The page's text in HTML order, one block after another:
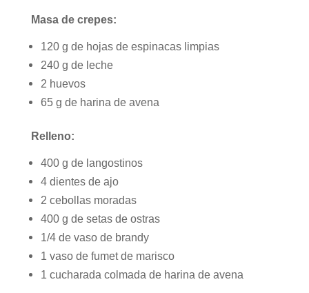
Masa de crepes:
120 g de hojas de espinacas limpias
240 g de leche
2 huevos
65 g de harina de avena
Relleno:
400 g de langostinos
4 dientes de ajo
2 cebollas moradas
400 g de setas de ostras
1/4 de vaso de brandy
1 vaso de fumet de marisco
1 cucharada colmada de harina de avena